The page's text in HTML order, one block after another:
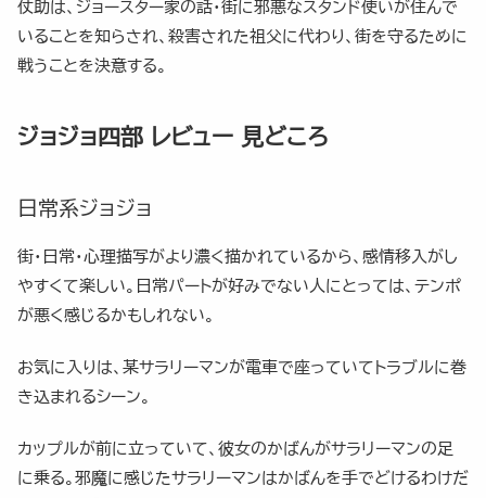
仗助は、ジョースター家の話・街に邪悪なスタンド使いが住んで
いることを知らされ、殺害された祖父に代わり、街を守るために
戦うことを決意する。
ジョジョ四部 レビュー 見どころ
日常系ジョジョ
街・日常・心理描写がより濃く描かれているから、感情移入がし
やすくて楽しい。日常パートが好みでない人にとっては、テンポ
が悪く感じるかもしれない。
お気に入りは、某サラリーマンが電車で座っていてトラブルに巻
き込まれるシーン。
カップルが前に立っていて、彼女のかばんがサラリーマンの足
に乗る。邪魔に感じたサラリーマンはかばんを手でどけるわけだ